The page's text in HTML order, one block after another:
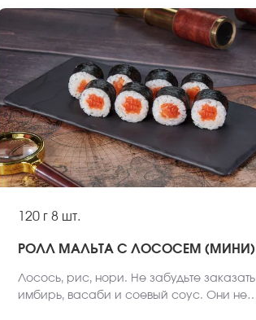
120 г 8 шт.
РОЛЛ МАЛЬТА С ЛОСОСЕМ (МИНИ)
Лосось, рис, нори. Не забудьте заказать
имбирь, васаби и соевый соус. Они не